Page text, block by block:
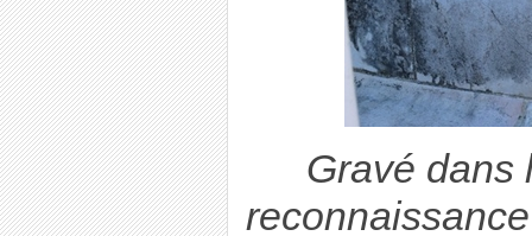
Gravé dans